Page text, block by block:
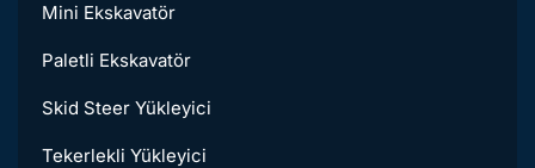
Mini Ekskavatör
Paletli Ekskavatör
Skid Steer Yükleyici
Tekerlekli Yükleyici